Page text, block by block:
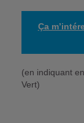
Ça
(en indiquant
Vert)